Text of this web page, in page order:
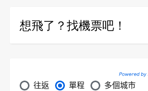
想飛了？找機票吧！